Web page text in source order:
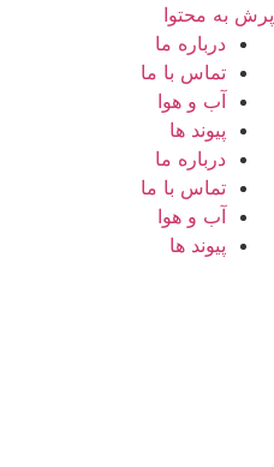
پرش به محتوا
درباره ما
تماس با ما
آب و هوا
پیوند ها
درباره ما
تماس با ما
آب و هوا
پیوند ها